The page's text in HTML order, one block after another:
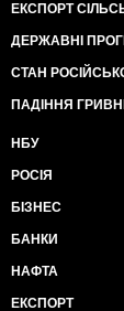
ЕКСПОРТ
ДЕРЖАВНІ
СТАН
ПАДІННЯ ГРИВНІ
НБУ
РОСІЯ
БІЗНЕС
БАНКИ
НАФТА
ЕКСПОРТ